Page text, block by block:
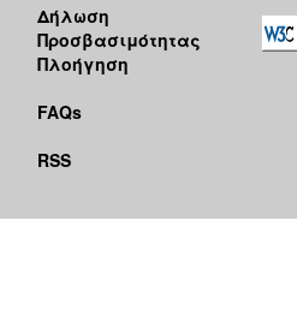
Δήλωση
Προσβασιμότητας
Πλοήγηση
FAQs
RSS